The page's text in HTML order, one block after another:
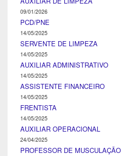
09/01/2026
PCD/PNE
14/05/2025
SERVENTE DE LIMPEZA
14/05/2025
AUXILIAR ADMINISTRATIVO
14/05/2025
ASSISTENTE FINANCEIRO
14/05/2025
FRENTISTA
14/05/2025
AUXILIAR OPERACIONAL
24/04/2025
PROFESSOR DE MUSCULAÇÃO